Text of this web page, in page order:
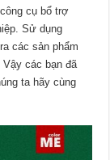
cụ bổ trợ
Sử dụng
các sản phẩm
các bạn đã
ta hãy cùng